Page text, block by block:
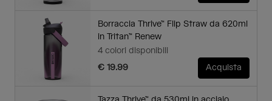
Borraccia Thrive™ Flip Straw da 620ml
in Tritan™ Renew
4 colori disponibili
€ 19.99
Acquista